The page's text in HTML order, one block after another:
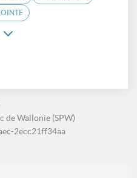
de Wallonie (SPW)
2ecc21ff34aa